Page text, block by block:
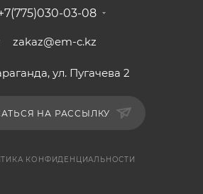
03-08
zakaz@em-c.kz
ул. Пугачева 2
НА РАССЫЛКУ
КОНФИДЕНЦИАЛЬНОСТИ